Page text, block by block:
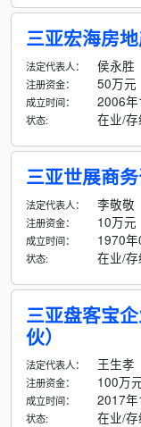
三亚宏海房
法定代表人： 侯永胜
注册资金： 50万元
成立时间： 2006
状态: 在业/存
三亚世展商
法定代表人： 李敬敬
注册资金： 10万元
成立时间： 1970
状态: 在业/存
三亚盘客宝
伙）
法定代表人： 王生孝
注册资金： 100万
成立时间： 2017
状态: 在业/存